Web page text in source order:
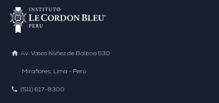
Av. Vasco Núñez de Balboa 530
Miraflores, Lima - Perú
(511) 617-8300